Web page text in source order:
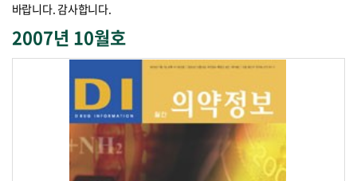
바랍니다. 감사합니다.
2007년 10월호